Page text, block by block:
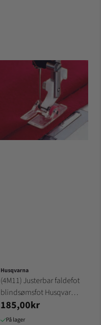
Husqvarna
(4M11) Justerbar faldefot
blindsømsfot Husqvarna
gr 1-7
185,00kr
På lager